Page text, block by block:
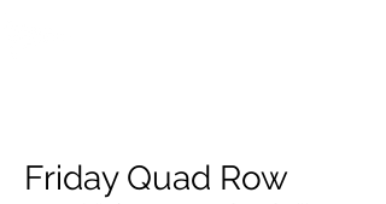
Friday Quad Row